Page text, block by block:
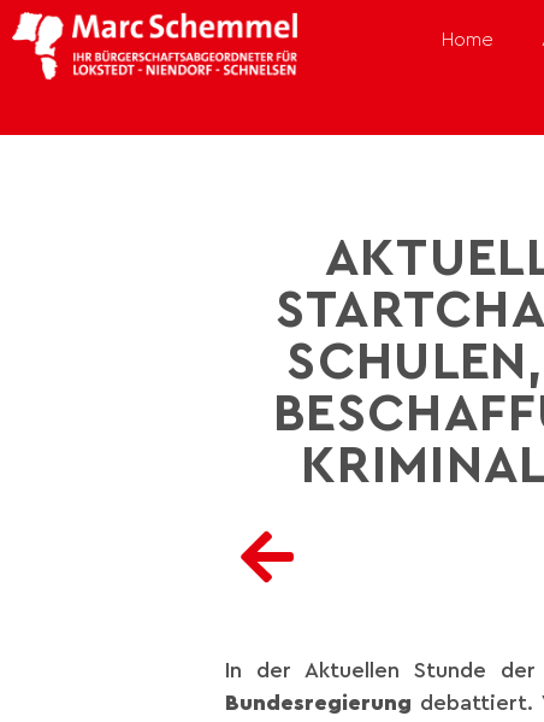
Home
In der Aktuellen Stunde
Bundesregierung debattiert.